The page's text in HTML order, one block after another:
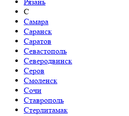
Рязань
С
Самара
Саранск
Саратов
Севастополь
Северодвинск
Серов
Смоленск
Сочи
Ставрополь
Стерлитамак